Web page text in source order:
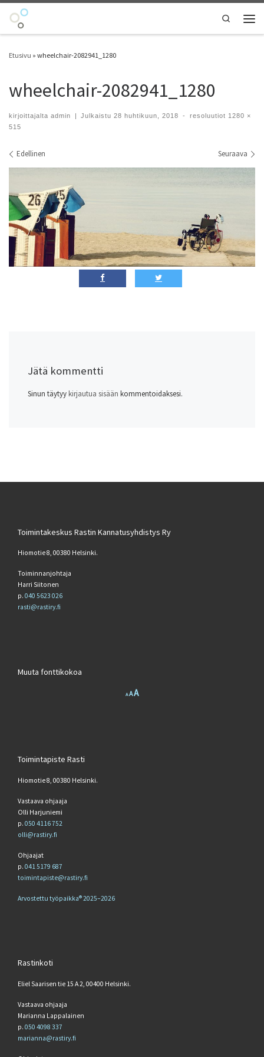
Skip to content
Search
Etusivu » wheelchair-2082941_1280
wheelchair-2082941_1280
kirjoittajalta admin | Julkaistu28 huhtikuun, 2018 - resoluutiot 1280 ×
515
Kuvien navigointi
Edellinen Seuraava
Jätä kommentti
Sinun täytyy kirjautua sisään kommentoidaksesi.
Toimintakeskus Rastin Kannatusyhdistys Ry
Hiomotie 8, 00380 Helsinki.
Toiminnanjohtaja
Harri Siitonen
p. 040 5623 026
rasti@rastiry.fi
Muuta fonttikokoa
ADecrease font size.
AReset font size.
AIncrease font size.
Toimintapiste Rasti
Hiomotie 8, 00380 Helsinki.
Vastaava ohjaaja
Olli Harjuniemi
p. 050 4116 752
olli@rastiry.fi
Ohjaajat
p. 041 5179 687
toimintapiste@rastiry.fi
Arvostettu työpaikka® 2025–2026
Rastinkoti
Eliel Saarisen tie 15 A 2, 00400 Helsinki.
Vastaava ohjaaja
Marianna Lappalainen
p. 050 4098 337
marianna@rastiry.fi